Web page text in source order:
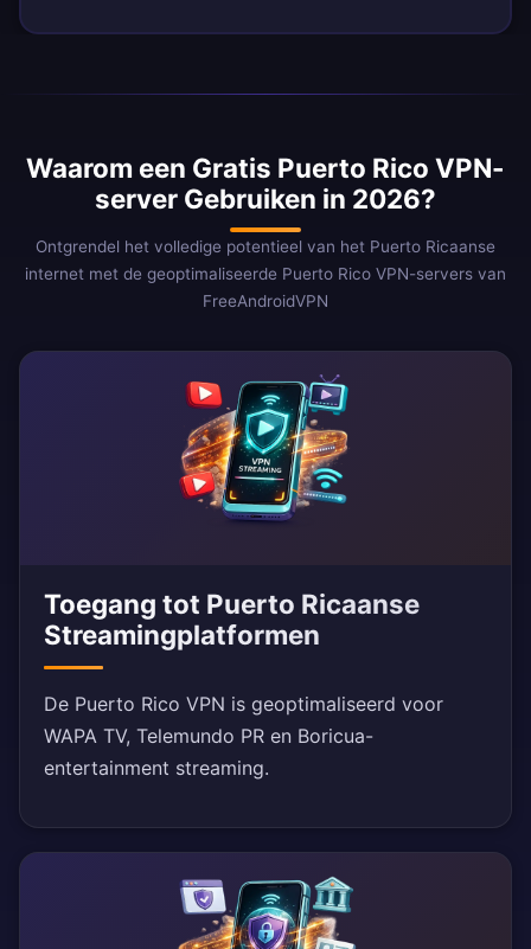
Waarom een Gratis Puerto Rico VPN-
server Gebruiken in 2026?
Ontgrendel het volledige potentieel van het Puerto Ricaanse
internet met de geoptimaliseerde Puerto Rico VPN-servers van
FreeAndroidVPN
Toegang tot Puerto Ricaanse
Streamingplatformen
De Puerto Rico VPN is geoptimaliseerd voor
WAPA TV, Telemundo PR en Boricua-
entertainment streaming.